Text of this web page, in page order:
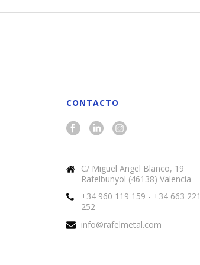
CONTACTO
C/ Miguel Angel Blanco, 19
Rafelbunyol (46138) Valencia
+34 960 119 159 - +34 663 221
252
info@rafelmetal.com